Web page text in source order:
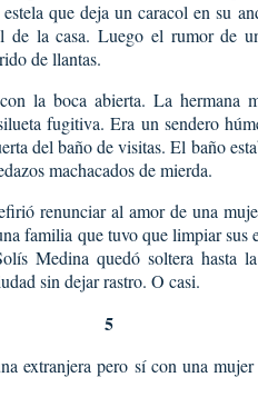
que deja un caracol en su
de la casa. Luego el rumor de
de llantas.
la boca abierta. La hermana
fugitiva. Era un sendero
del baño de visitas. El baño
machacados de mierda.
renunciar al amor de una
familia que tuvo que limpiar sus
Medina quedó soltera hasta
sin dejar rastro. O casi.
5
extranjera pero sí con una